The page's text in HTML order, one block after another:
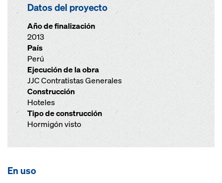
Datos del proyecto
Año de finalización
2013
País
Perú
Ejecución de la obra
JJC Contratistas Generales
Construcción
Hoteles
Tipo de construcción
Hormigón visto
En uso